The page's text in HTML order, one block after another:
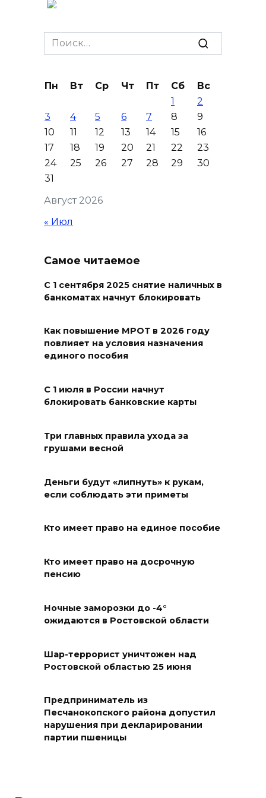
и турниры: как в Ростове
отметят День физкультурника
В Таганроге из-за аварии
отключили свет на четырех
улицах
07 августа 2026 18:42
2000 жителей бесплатно
осваивают новые профессии
тысяч детей: в Ростовской
области продолжается
07 августа 2026 18:28
«Метеор» «Андрей Байков»
Меры поддержки после ЧС
взаимодействие участников
избирательного процесса в
07 августа 2026 17:14
Емельяновых на Большой
Садовой, 94, обследуют
07 августа 2026 17:03
Бетон и влага: эксперт ЮФУ
Search
for:
Август 2026
Пн Вт Ср Чт Пт Сб
Вс
1
2
3
4 5 6 7 8
9
10
11 12 13 14 15
16
17
18 19 20 21 22
23
24
25 26 27 28 29
30
31
« Июл
Самое читаемое
С 1 сентября 2025 снятие наличных в
банкоматах начнут блокировать
Как повышение МРОТ в 2026 году
повлияет на условия назначения
единого пособия
С 1 июля в России начнут
блокировать банковские карты
Три главных правила ухода за
грушами весной
Деньги будут «липнуть» к рукам,
если соблюдать эти приметы
Кто имеет право на единое пособие
Кто имеет право на досрочную
пенсию
Ночные заморозки до -4°
ожидаются в Ростовской области
Шар-террорист уничтожен над
Ростовской областью 25 июня
Предприниматель из
Песчанокопского района допустил
нарушения при декларировании
партии пшеницы